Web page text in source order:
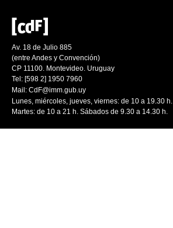
Av. 18 de Julio 885
(entre Andes y Convención)
CP 11100. Montevideo. Uruguay
Tel: [598 2] 1950 7960
Mail: CdF@imm.gub.uy
Lunes, miércoles, jueves, viernes: de 10 a 19.30 h.
Martes: de 10 a 21 h. Sábados de 9.30 a 14.30 h.